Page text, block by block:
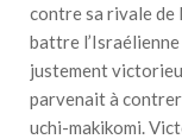
contre sa rivale
battre
justement
parvenait à
uchi-makikomi.